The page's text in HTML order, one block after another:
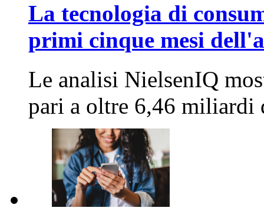
La tecnologia di
primi cinque mesi
Le analisi NielsenIQ
pari a oltre 6,46